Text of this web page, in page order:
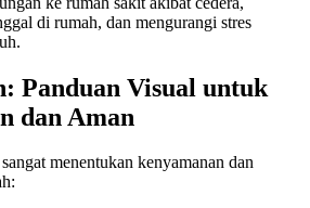
di rumah, dan mengurangi stres
Panduan Visual untuk
dan Aman
menentukan kenyamanan dan